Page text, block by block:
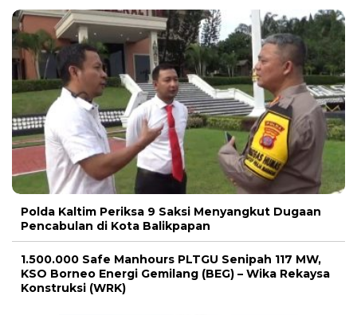
Polda Kaltim Periksa 9 Saksi Menyangkut Dugaan
Pencabulan di Kota Balikpapan
1.500.000 Safe Manhours PLTGU Senipah 117 MW,
KSO Borneo Energi Gemilang (BEG) – Wika Rekaysa
Konstruksi (WRK)